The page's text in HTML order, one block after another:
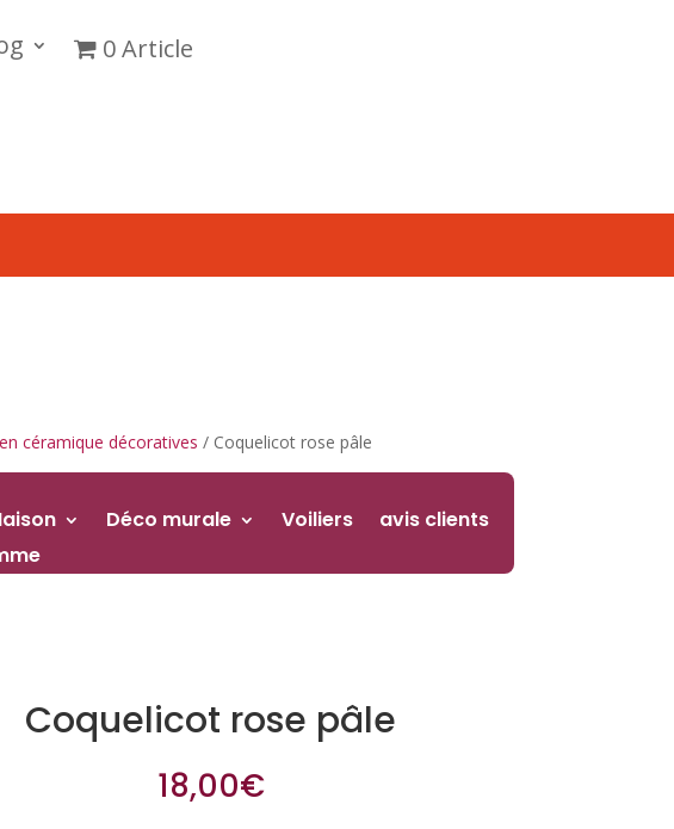
0 Article
céramique décoratives / Coquelicot rose pâle
Déco murale Voiliers
avis clients
Coquelicot rose pâle
18,00€